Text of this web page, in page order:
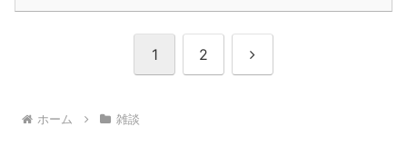
1 2 次
ホーム 雑談